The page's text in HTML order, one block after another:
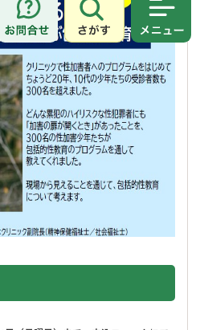
さがす